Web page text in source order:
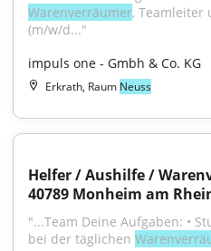
Warenverräumer, Teamleiter
(m/w/d..."
impuls one - Gmbh & Co. KG
Erkrath, Raum Neuss
Helfer / Aushilfe /
40789 Monheim am
"...Team Deine Aufgaben: •
bei der täglichen